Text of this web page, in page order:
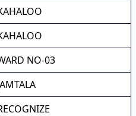
NO-03